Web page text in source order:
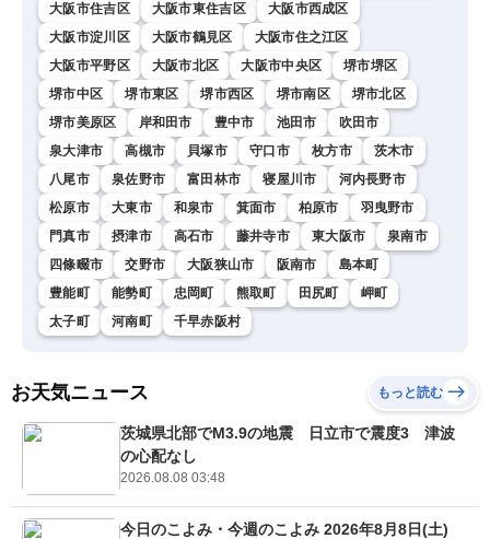
大阪市住吉区 大阪市東住吉区
大阪市西成区
大阪市淀川区
大阪市鶴見区
大阪市住之江区
大阪市平野区
大阪市北区 大阪市中央区
堺市堺区
堺市中区
堺市東区 堺市西区 堺市南区
堺市北区
堺市美原区
岸和田市 豊中市 池田市
吹田市
泉大津市
高槻市 貝塚市 守口市 枚方市
茨木市
八尾市
泉佐野市 富田林市 寝屋川市
河内長野市
松原市
大東市 和泉市 箕面市 柏原市
羽曳野市
門真市
摂津市 高石市 藤井寺市 東大阪市
泉南市
四條畷市
交野市 大阪狭山市 阪南市
島本町
豊能町
能勢町 忠岡町 熊取町 田尻町
岬町
太子町
河南町 千早赤阪村
お天気ニュース もっと読む
茨城県北部でM3.9の地震 日立市で震度3 津波
の心配なし
2026.08.08 03:48
今日のこよみ・今週のこよみ 2026年8月8日(土)